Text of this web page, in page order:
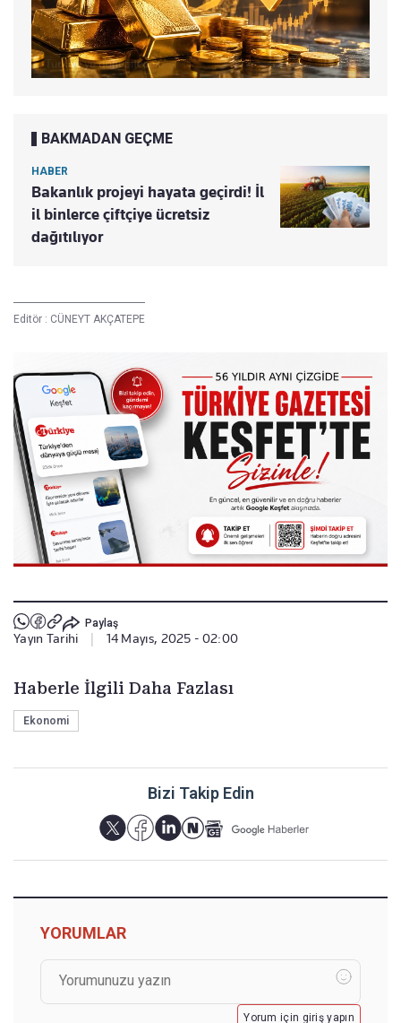
BAKMADAN GEÇME
HABER
Bakanlık projeyi hayata geçirdi! İl
il binlerce çiftçiye ücretsiz
dağıtılıyor
Editör : CÜNEYT AKÇATEPE
Paylaş
Yayın Tarihi 14 Mayıs, 2025 - 02:00
Haberle İlgili Daha Fazlası
Ekonomi
Bizi Takip Edin
YORUMLAR
Yorum için giriş yapın